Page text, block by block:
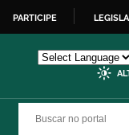
PARTICIPE